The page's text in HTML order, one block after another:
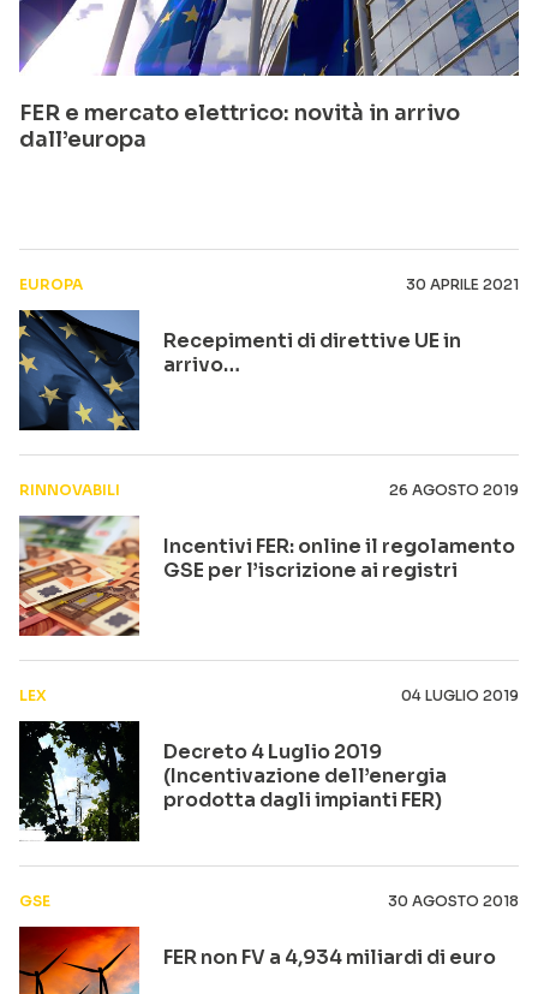
FER e mercato elettrico: novità in arrivo
dall’europa
EUROPA 30 APRILE 2021
Recepimenti di direttive UE in
arrivo…
RINNOVABILI 26 AGOSTO 2019
Incentivi FER: online il regolamento
GSE per l’iscrizione ai registri
LEX 04 LUGLIO 2019
Decreto 4 Luglio 2019
(Incentivazione dell’energia
prodotta dagli impianti FER)
GSE 30 AGOSTO 2018
FER non FV a 4,934 miliardi di euro